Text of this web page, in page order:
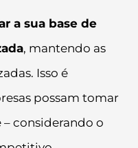
a sua base de
, mantendo as
Isso é
possam tomar
considerando o